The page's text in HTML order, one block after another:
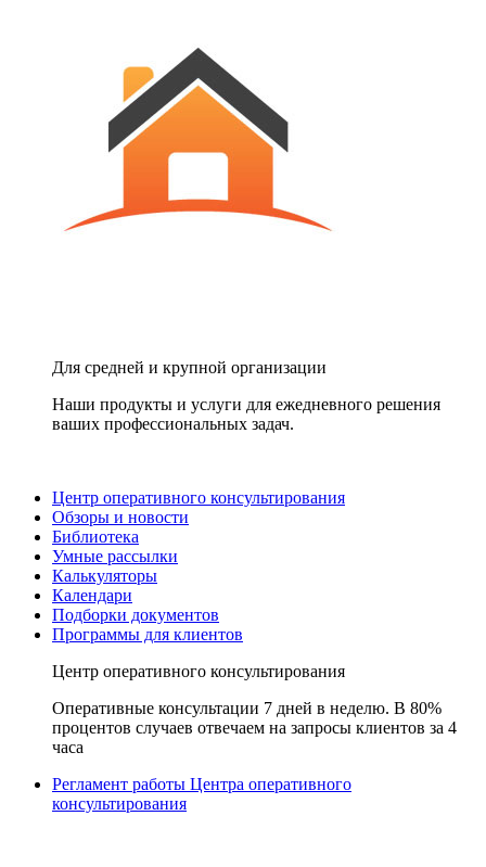
Для средней и крупной организации
Наши продукты и услуги для ежедневного решения
ваших профессиональных задач.
Центр оперативного консультирования
Обзоры и новости
Библиотека
Умные рассылки
Калькуляторы
Календари
Подборки документов
Программы для клиентов
Центр оперативного консультирования
Оперативные консультации 7 дней в неделю. В 80%
процентов случаев отвечаем на запросы клиентов за 4
часа
Регламент работы Центра оперативного
консультирования